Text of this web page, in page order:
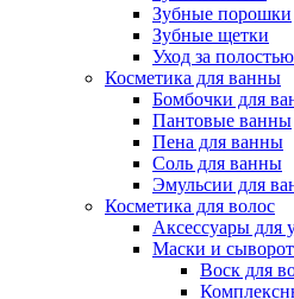
Зубные порошки
Зубные щетки
Уход за
Косметика для ванны
Бомбочки для
Пантовые ванны
Пена для ванны
Соль для ванны
Эмульсии для
Косметика для волос
Аксессуары для
Маски и
Воск для